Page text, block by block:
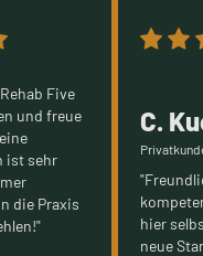
Five
und freue
ist sehr
die Praxis
C.
hier
neue